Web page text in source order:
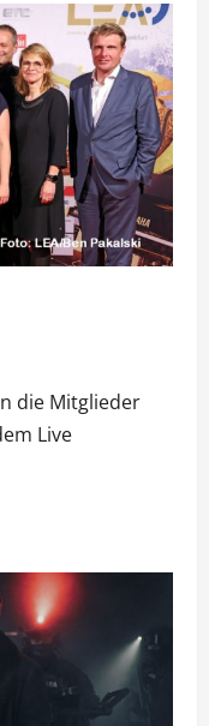
die Mitglieder
Live